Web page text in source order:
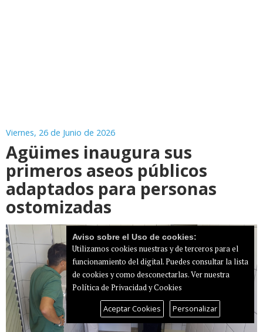
Viernes, 26 de Junio de 2026
Agüimes inaugura sus
primeros aseos públicos
adaptados para personas
ostomizadas
Aviso sobre el Uso de cookies:
Utilizamos cookies nuestras y de terceros para el
funcionamiento del digital. Puedes consultar la lista
de cookies y como desconectarlas.Ver nuestra
Política de Privacidad y Cookies
Aceptar Cookies Personalizar